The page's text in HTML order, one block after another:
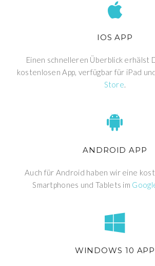
IOS APP
Einen schnelleren Überblick erhälst
kostenlosen App, verfügbar für iPad
Store.
ANDROID APP
Auch für Android haben wir eine
Smartphones und Tablets im
WINDOWS 10 APP